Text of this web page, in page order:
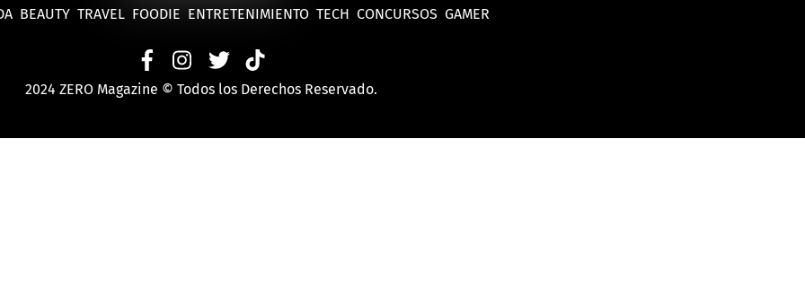
BEAUTY TRAVEL FOODIE ENTRETENIMIENTO TECH CONCURSOS GAMER
2024 ZERO Magazine © Todos los Derechos Reservado.